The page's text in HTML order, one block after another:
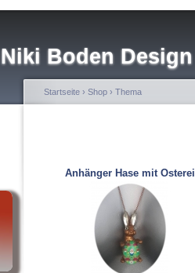
Niki Boden Design
Startseite › Shop › Thema
Anhänger Hase mit Osterei